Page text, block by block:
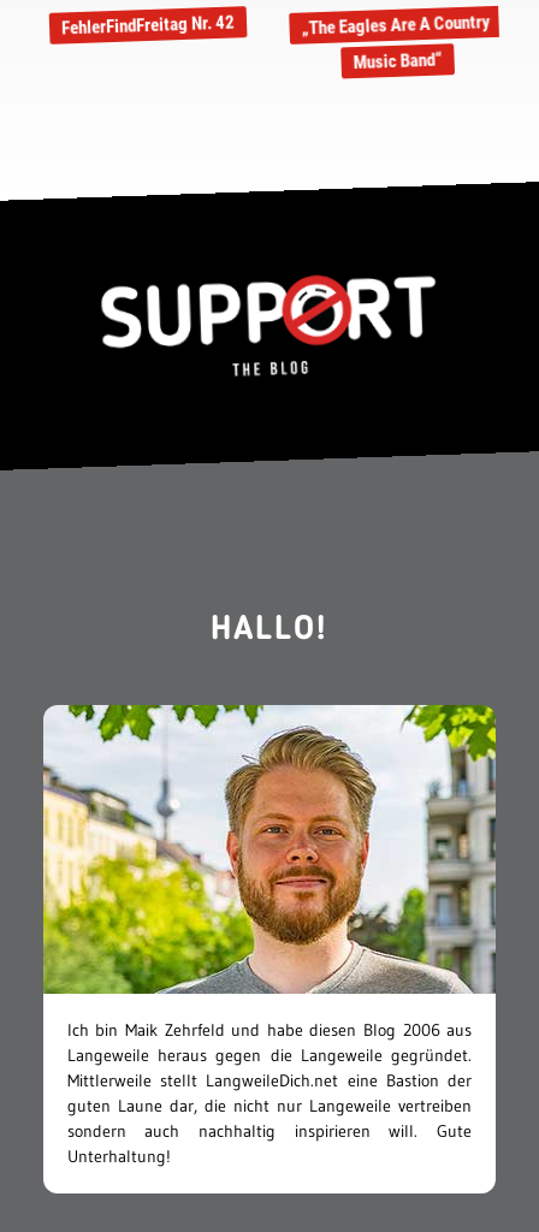
FehlerFindFreitag Nr. 42 „The Eagles Are A Country
Music Band“
HALLO!
Ich bin Maik Zehrfeld und habe diesen Blog 2006 aus
Langeweile heraus gegen die Langeweile gegründet.
Mittlerweile stellt LangweileDich.net eine Bastion der
guten Laune dar, die nicht nur Langeweile vertreiben
sondern auch nachhaltig inspirieren will. Gute
Unterhaltung!